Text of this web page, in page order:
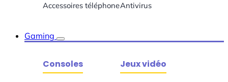
Accessoires téléphoneAntivirus
Gaming
Consoles Jeux vidéo